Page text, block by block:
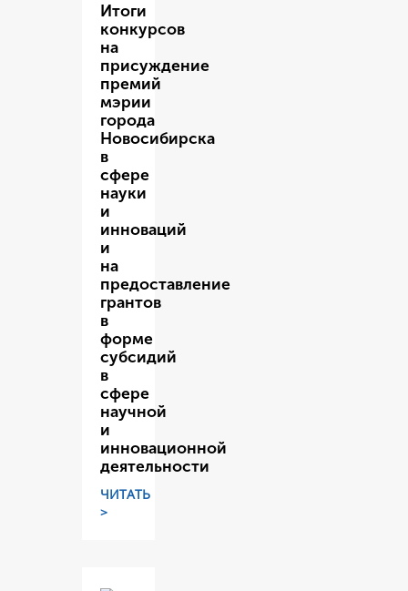
Итоги
конкурсов
на
присуждение
премий
мэрии
города
Новосибирска
в
сфере
науки
и
инноваций
и
на
предоставление
грантов
в
форме
субсидий
в
сфере
научной
и
инновационной
деятельности
ЧИТАТЬ
>